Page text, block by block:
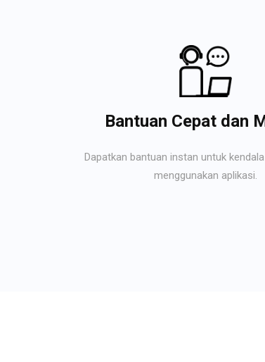
Bantuan Cepat dan
Dapatkan bantuan instan untuk
menggunakan aplikasi.